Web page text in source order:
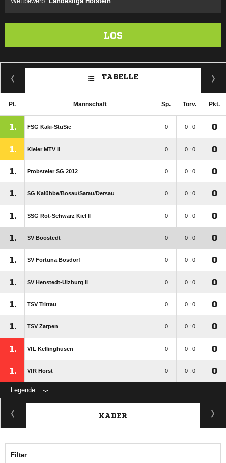
LOS
TABELLE
Pl. Mannschaft Sp. Torv. Pkt.
1. FSG Kaki-StuSie 0 0 : 0 0
1. Kieler MTV II 0 0 : 0 0
1. Probsteier SG 2012 0 0 : 0 0
1. SG Kalübbe/​Bosau/​Sarau/​Dersau 0 0 : 0 0
1. SSG Rot-Schwarz Kiel II 0 0 : 0 0
1. SV Boostedt 0 0 : 0 0
1. SV Fortuna Bösdorf 0 0 : 0 0
1. SV Henstedt-Ulzburg II 0 0 : 0 0
1. TSV Trittau 0 0 : 0 0
1. TSV Zarpen 0 0 : 0 0
1. VfL Kellinghusen 0 0 : 0 0
1. VfR Horst 0 0 : 0 0
Legende
KADER
Filter